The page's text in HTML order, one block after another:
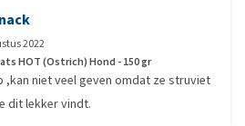
2022
HOT (Ostrich) Hond - 150 gr
,kan niet veel geven omdat ze struviet
dit lekker vindt.